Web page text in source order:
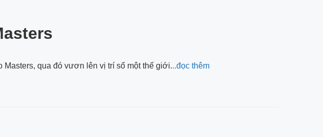
qua đó vươn lên vị trí số một thế giới...đọc thêm